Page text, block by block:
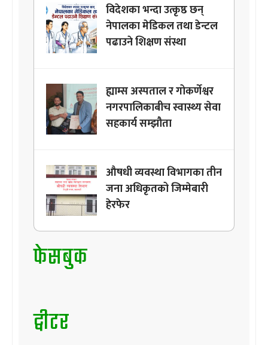
विदेशका भन्दा उत्कृष्ठ छन्
नेपालका मेडिकल तथा डेन्टल
पढाउने शिक्षण संस्था
ह्याम्स अस्पताल र गोकर्णेश्वर
नगरपालिकाबीच स्वास्थ्य सेवा
सहकार्य सम्झौता
औषधी व्यवस्था विभागका तीन
जना अधिकृतको जिम्मेबारी
हेरफेर
फेसबुक
ट्वीटर